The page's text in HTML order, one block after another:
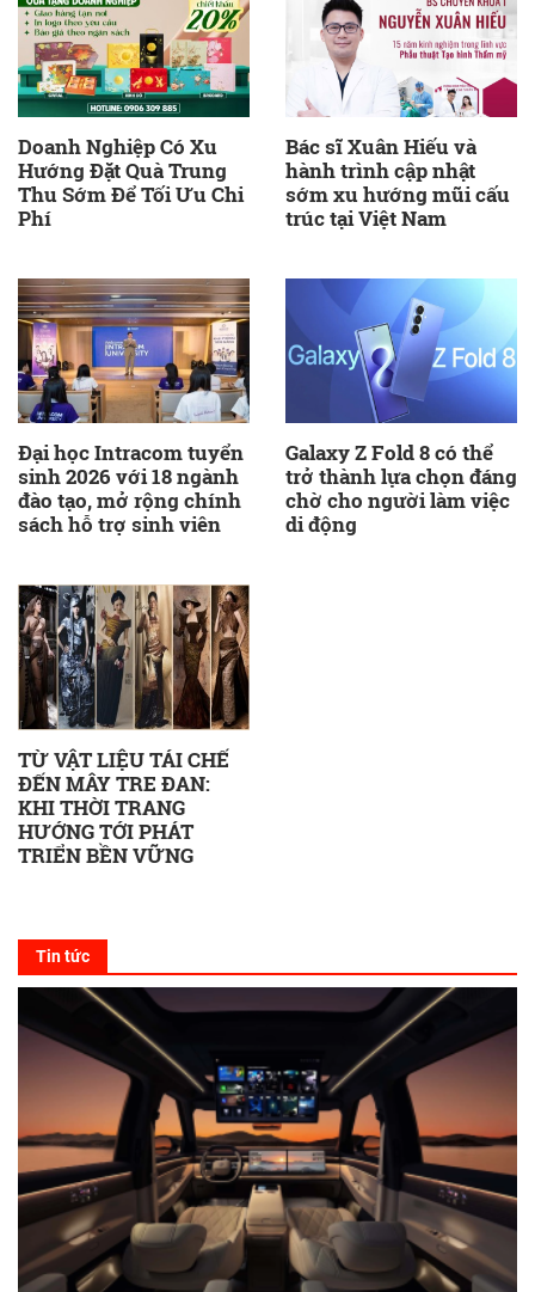
Doanh Nghiệp Có Xu
Hướng Đặt Quà Trung
Thu Sớm Để Tối Ưu Chi
Phí
Bác sĩ Xuân Hiếu và
hành trình cập nhật
sớm xu hướng mũi cấu
trúc tại Việt Nam
Đại học Intracom tuyển
sinh 2026 với 18 ngành
đào tạo, mở rộng chính
sách hỗ trợ sinh viên
Galaxy Z Fold 8 có thể
trở thành lựa chọn đáng
chờ cho người làm việc
di động
TỪ VẬT LIỆU TÁI CHẾ
ĐẾN MÂY TRE ĐAN:
KHI THỜI TRANG
HƯỚNG TỚI PHÁT
TRIỂN BỀN VỮNG
Tin tức